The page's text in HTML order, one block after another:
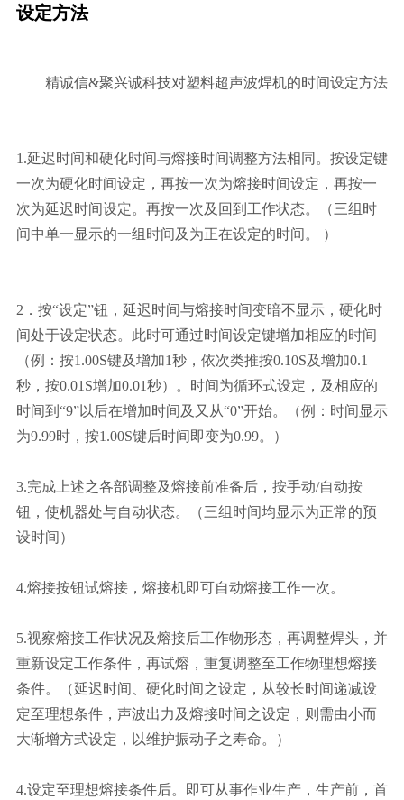
设定方法
精诚信&聚兴诚科技对塑料超声波焊机的时间设定方法
1.延迟时间和硬化时间与熔接时间调整方法相同。按设定键
一次为硬化时间设定，再按一次为熔接时间设定，再按一
次为延迟时间设定。再按一次及回到工作状态。（三组时
间中单一显示的一组时间及为正在设定的时间。 ）
2．按“设定”钮，延迟时间与熔接时间变暗不显示，硬化时
间处于设定状态。此时可通过时间设定键增加相应的时间
（例：按1.00S键及增加1秒，依次类推按0.10S及增加0.1
秒，按0.01S增加0.01秒）。时间为循环式设定，及相应的
时间到“9”以后在增加时间及又从“0”开始。（例：时间显示
为9.99时，按1.00S键后时间即变为0.99。）
3.完成上述之各部调整及熔接前准备后，按手动/自动按
钮，使机器处与自动状态。（三组时间均显示为正常的预
设时间）
4.熔接按钮试熔接，熔接机即可自动熔接工作一次。
5.视察熔接工作状况及熔接后工作物形态，再调整焊头，并
重新设定工作条件，再试熔，重复调整至工作物理想熔接
条件。（延迟时间、硬化时间之设定，从较长时间递减设
定至理想条件，声波出力及熔接时间之设定，则需由小而
大渐增方式设定，以维护振动子之寿命。）
4.设定至理想熔接条件后。即可从事作业生产，生产前，首